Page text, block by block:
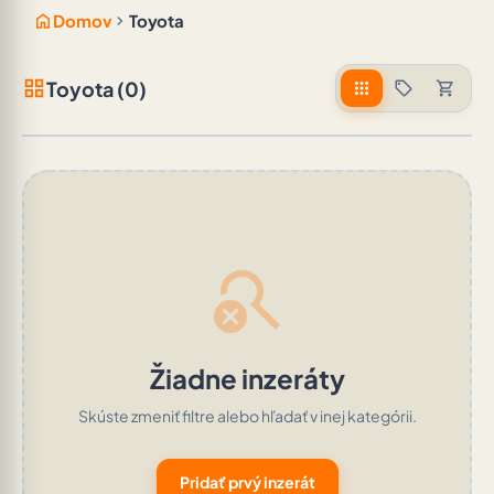
home Domov chevron_right Toyota
grid_viewToyota (0) apps sell shopping_cart
search_off
Žiadne inzeráty
Skúste zmeniť filtre alebo hľadať v inej kategórii.
Pridať prvý inzerát